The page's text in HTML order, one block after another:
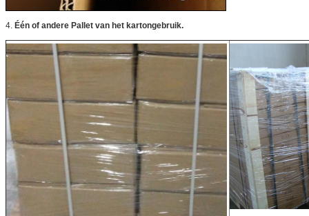
4. Één of andere Pallet van het kartongebruik.